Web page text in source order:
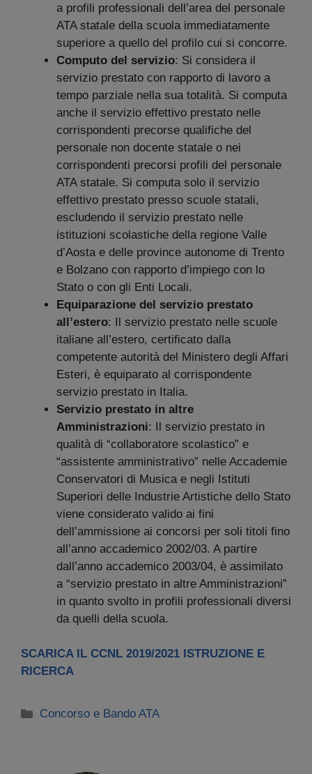
a profili professionali dell’area del personale
ATA statale della scuola immediatamente
superiore a quello del profilo cui si concorre.
Computo del servizio: Si considera il
servizio prestato con rapporto di lavoro a
tempo parziale nella sua totalità. Si computa
anche il servizio effettivo prestato nelle
corrispondenti precorse qualifiche del
personale non docente statale o nei
corrispondenti precorsi profili del personale
ATA statale. Si computa solo il servizio
effettivo prestato presso scuole statali,
escludendo il servizio prestato nelle
istituzioni scolastiche della regione Valle
d’Aosta e delle province autonome di Trento
e Bolzano con rapporto d’impiego con lo
Stato o con gli Enti Locali.
Equiparazione del servizio prestato
all’estero: Il servizio prestato nelle scuole
italiane all’estero, certificato dalla
competente autorità del Ministero degli Affari
Esteri, è equiparato al corrispondente
servizio prestato in Italia.
Servizio prestato in altre
Amministrazioni: Il servizio prestato in
qualità di “collaboratore scolastico” e
“assistente amministrativo” nelle Accademie
Conservatori di Musica e negli Istituti
Superiori delle Industrie Artistiche dello Stato
viene considerato valido ai fini
dell’ammissione ai concorsi per soli titoli fino
all’anno accademico 2002/03. A partire
dall’anno accademico 2003/04, è assimilato
a “servizio prestato in altre Amministrazioni”
in quanto svolto in profili professionali diversi
da quelli della scuola.
SCARICA IL CCNL 2019/2021 ISTRUZIONE E
RICERCA
Categorie
Concorso e Bando ATA